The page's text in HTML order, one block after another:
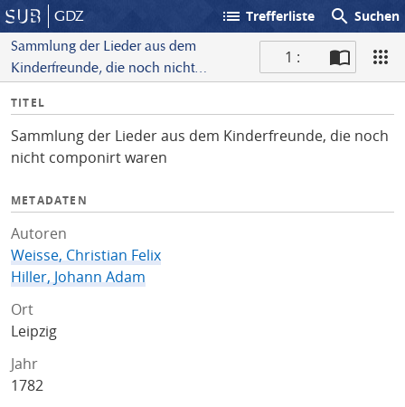
GDZ list Trefferliste search Suchen
Sammlung der Lieder aus dem
Kinderfreunde, die noch nicht
1 :
I
f
o
TITEL
Sammlung der Lieder aus dem Kinderfreunde, die noch
nicht componirt waren
METADATEN
Autoren
Weisse, Christian Felix
Hiller, Johann Adam
Ort
Leipzig
Jahr
1782